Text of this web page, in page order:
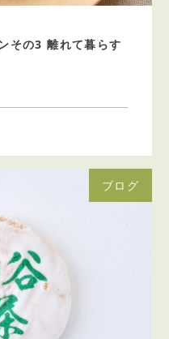
その3 離れて暮らす
ブログ